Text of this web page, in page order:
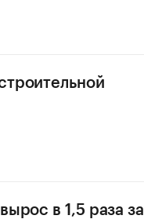
в 1,5 раза за